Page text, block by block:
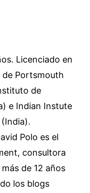
Licenciado en
de Portsmouth
de
e Indian Instute
Polo es el
consultora
de 12 años
los blogs